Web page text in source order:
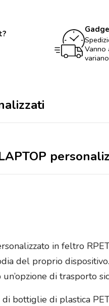
RPET
quantità
Vanno
in feltro
del proprio
un’opzione di trasporto
bottiglie di plastica